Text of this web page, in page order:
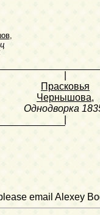
,
Прасковья
Чернышова,
Однодворка
email Alexey